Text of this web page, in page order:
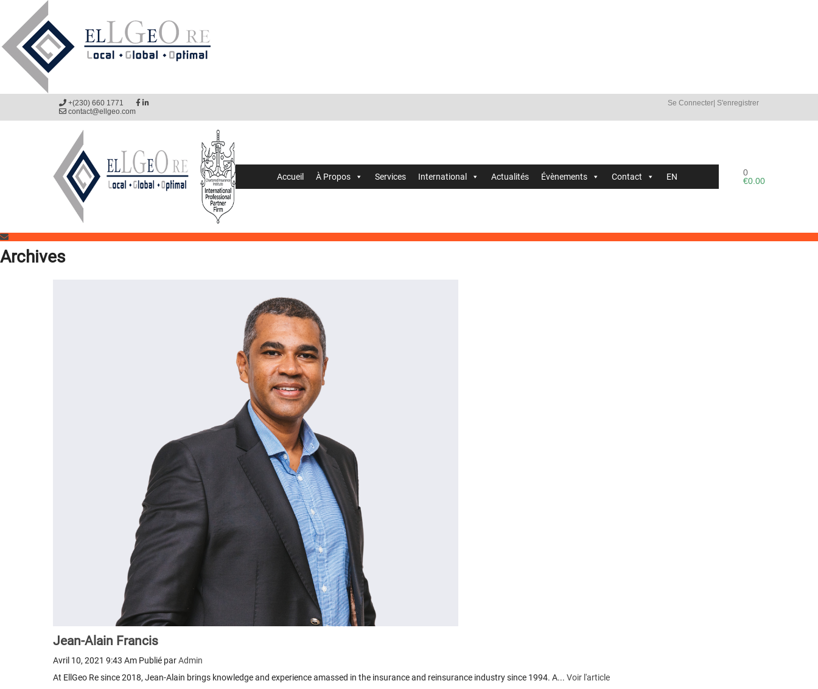
+(230) 660 1771
contact@ellgeo.com
Se Connecter S'enregistrer
Accueil À Propos Services International Actualités Évènements Contact EN
0
€0.00
Archives
Jean-Alain Francis
Avril 10, 2021 9:43 Am Publié parAdmin
At EllGeo Re since 2018, Jean-Alain brings knowledge and experience amassed in the insurance and reinsurance industry since 1994. A... Voir l'article